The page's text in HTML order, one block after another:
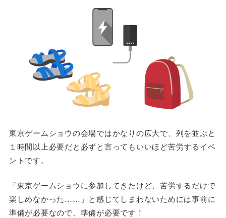
東京ゲームショウの会場ではかなりの広大で、列を並ぶと
１時間以上必要だと必ずと言ってもいいほど苦労するイベ
ントです。
「東京ゲームショウに参加してきたけど、苦労するだけで
楽しめなかった……」と感じてしまわないためには事前に
準備が必要なので、準備が必要です！